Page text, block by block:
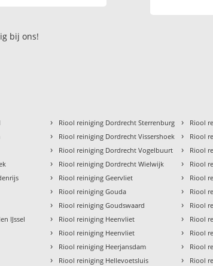
bij ons!
IJssel
› Riool reiniging Dordrecht Sterrenburg
› Riool reiniging Dordrecht Vissershoek
› Riool reiniging Dordrecht Vogelbuurt
› Riool reiniging Dordrecht Wielwijk
› Riool reiniging Geervliet
› Riool reiniging Gouda
› Riool reiniging Goudswaard
› Riool reiniging Heenvliet
› Riool reiniging Heenvliet
› Riool reiniging Heerjansdam
› Riool reiniging Hellevoetsluis
› Riool
› Riool
› Riool
› Riool
› Riool
› Riool
› Riool
› Riool
› Riool
› Riool
› Riool